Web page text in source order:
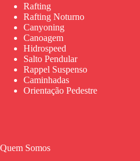
Rafting
Rafting Noturno
Canyoning
Canoagem
Hidrospeed
Salto Pendular
Rappel Suspenso
Caminhadas
Orientação Pedestre
Quem Somos